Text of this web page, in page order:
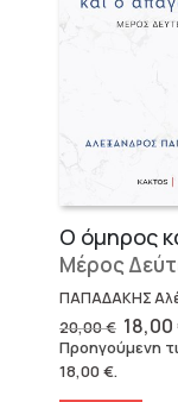
Μέρος
ΠΑΠΑΔΑΚΗΣ
20,00€
price
was:
18,00
Προηγούμενη
18,00€.